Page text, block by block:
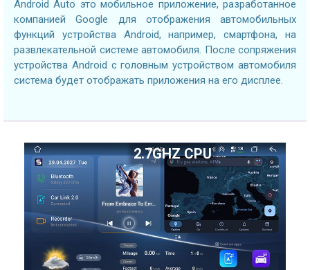
Android Auto это мобильное приложение, разработанное
компанией Google для отображения автомобильных
функций устройства Android, например, смартфона, на
развлекательной системе автомобиля. После сопряжения
устройства Android с головным устройством автомобиля
система будет отображать приложения на его дисплее.
2.7GHZ CPU